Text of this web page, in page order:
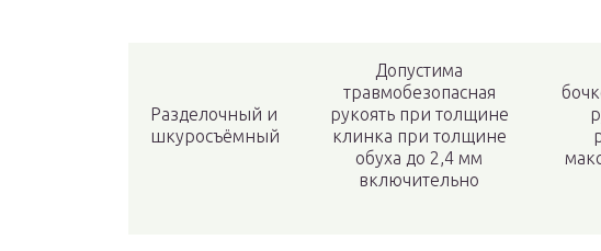
Разделочный и
шкуросъёмный
Допустима
травмобезопасная
рукоять при толщине
клинка при толщине
обуха до 2,4 мм
включительно